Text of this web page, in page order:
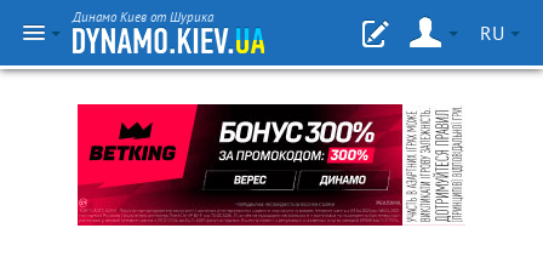
Динамо Киев от Шурика
RU